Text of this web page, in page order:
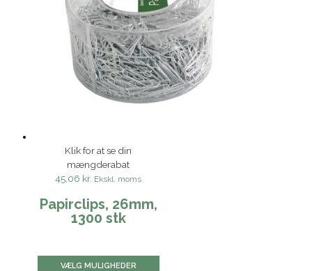
Klik for at se din
mængderabat
45,06 kr. Ekskl. moms
Papirclips, 26mm,
1300 stk
VÆLG MULIGHEDER